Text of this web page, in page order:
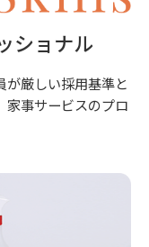
ショナル
が厳しい採用基準と
家事サービスのプロ